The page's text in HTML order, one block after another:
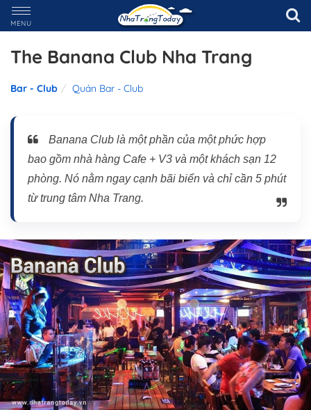
MENU
The Banana Club Nha Trang
Bar - Club Quán Bar - Club
Banana Club là một phần của một phức hợp
bao gồm nhà hàng Cafe + V3 và một khách sạn 12
phòng. Nó nằm ngay cạnh bãi biển và chỉ cần 5 phút
từ trung tâm Nha Trang.